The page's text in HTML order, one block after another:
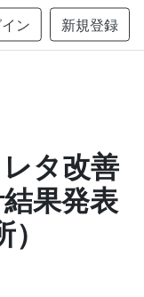
ン 新規登録
タ改善
果発表